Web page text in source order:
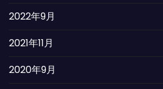
2022年9月
2021年11月
2020年9月